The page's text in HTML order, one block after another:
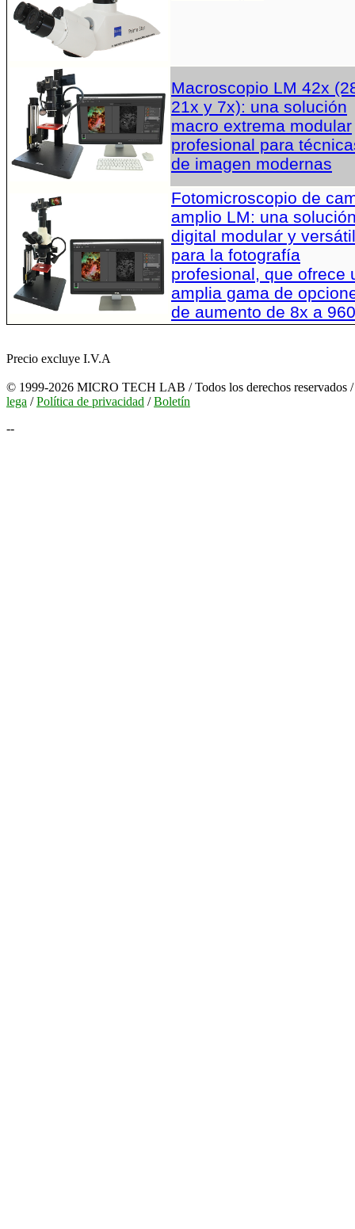
Macroscopio LM 42x
21x y 7x): una solución
macro extrema modular
profesional para
de imagen modernas
Fotomicroscopio de
amplio LM: una
digital modular y versátil
para la fotografía
profesional, que ofrece
amplia gama de
de aumento de 8x a
Precio excluye I.V.A
© 1999-2026 MICRO TECH LAB / Todos los derechos reservados /
lega /Política de privacidad /Boletín
--